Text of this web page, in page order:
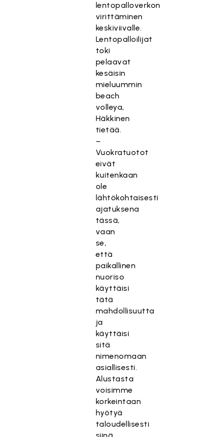
lentopalloverkon
virittäminen
keskiviivalle.
Lentopalloilijat
toki
pelaavat
kesäisin
mieluummin
beach
volleya,
Häkkinen
tietää.
–
Vuokratuotot
eivät
kuitenkaan
ole
lähtökohtaisesti
ajatuksena
tässä,
vaan
se,
että
paikallinen
nuoriso
käyttäisi
tätä
mahdollisuutta
ja
käyttäisi
sitä
nimenomaan
asiallisesti.
Alustasta
voisimme
korkeintaan
hyötyä
taloudellisesti